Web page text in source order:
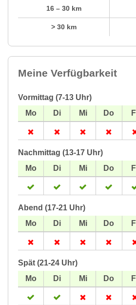
16 – 30 km
> 30 km
Meine Verfügbarkeit
Vormittag (7-13 Uhr)
Nachmittag (13-17 Uhr)
Abend (17-21 Uhr)
Spät (21-24 Uhr)